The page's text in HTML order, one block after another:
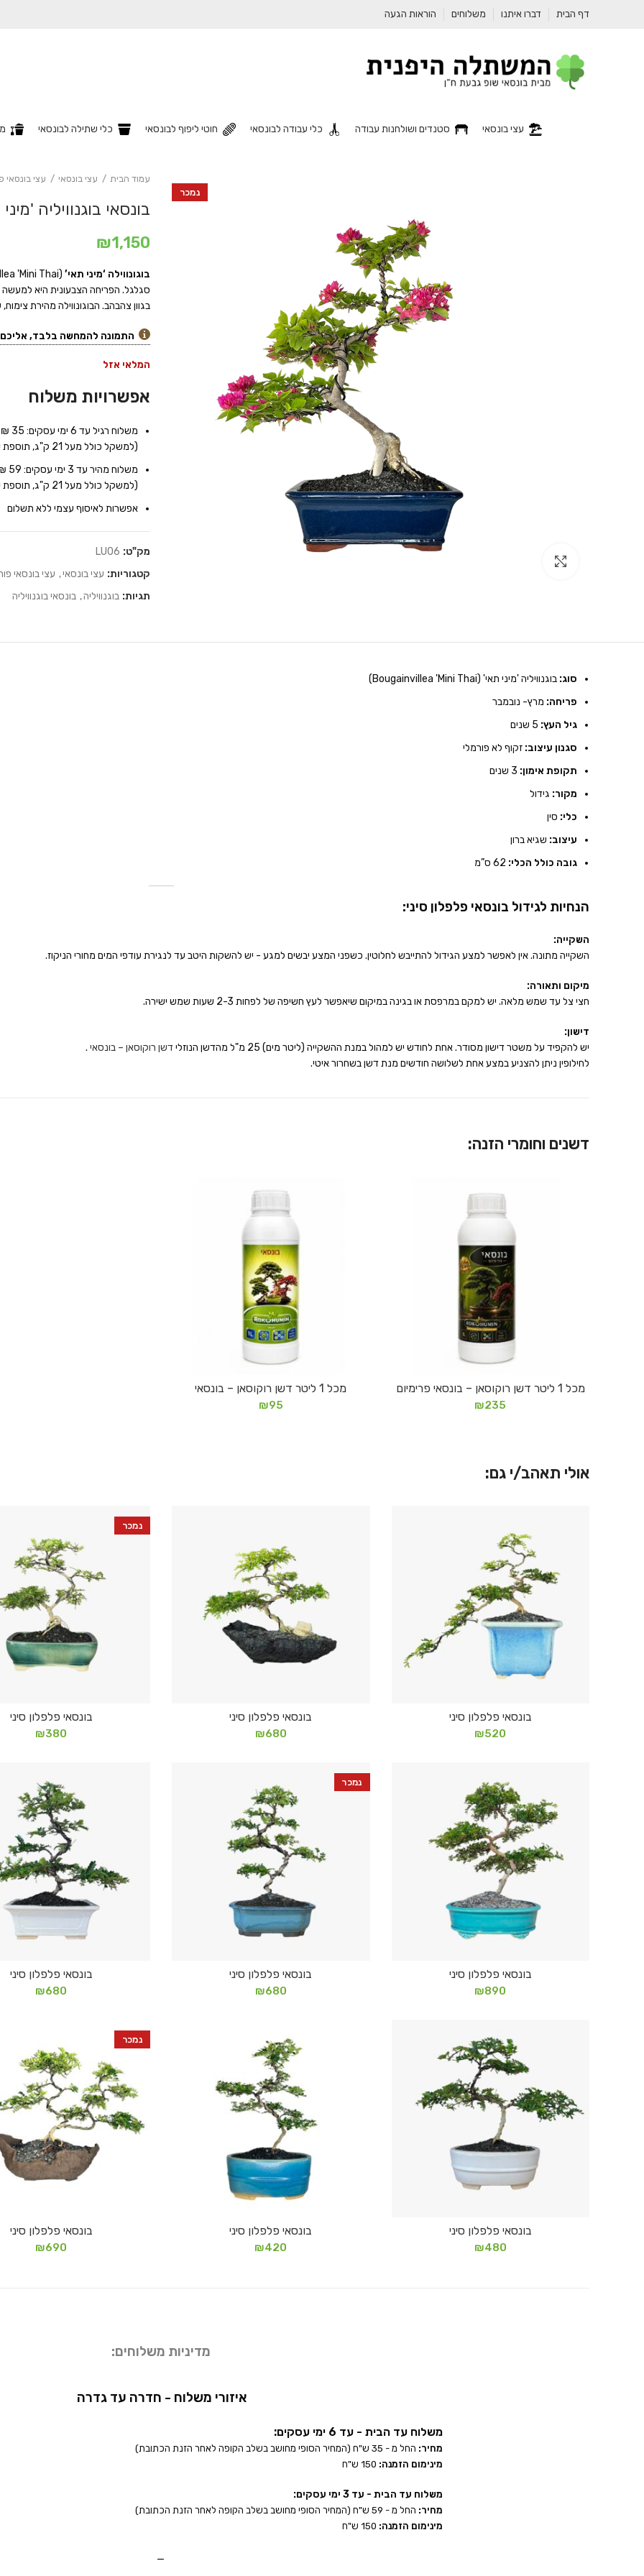
דף הבית דברו איתנו משלוחים הוראות הגעה
עצי בונסאי סטנדים ושולחנות עבודה כלי עבודה לבונסאי חוטי ליפוף לבונסאי כלי שתילה לבונסאי
נמכר
עמוד הבית עצי בונסאי עצי בונסאי
בונסאי בוגנוויליה
₪1,150
בוגונווילה ‘מיני תאי’
סגלגל. הפריחה הצבעונית היא למעשה
בגוון צהבהב. הבוגונווילה מהירת
התמונה להמחשה בלבד, אליכם
המלאי אזל
אפשרויות משלוח
משלוח רגיל עד 6 ימי עסקים: 35 ₪
(למשקל כולל מעל 21 ק"ג, תוספת של 7 ₪ לכל 10 ק"ג נוספים)
משלוח מהיר עד 3 ימי עסקים: 59 ₪
(למשקל כולל מעל 21 ק"ג, תוספת של 9 ₪ לכל 10 ק"ג נוספים)
אפשרות לאיסוף עצמי ללא תשלום
מק"ט: LU06
קטגוריות: עצי בונסאי, עצי בונסאי
תגיות: בוגנוויליה, בונסאי בוגנוויליה
סוג: בוגנוויליה 'מיני תאי' (Bougainvillea 'Mini Thai)
פריחה: מרץ- נובמבר
גיל העץ:
סגנון עיצוב: זקוף לא פורמלי
תקופת אימון:
מקור: גידול
כלי: סין
עיצוב: שגיא ברון
גובה כולל הכלי:
הנחיות לגידול בונסאי פלפלון סיני:
השקייה:
השקייה מתונה. אין לאפשר למצע הגידול להתייבש לחלוטין. כשפני המצע יבשים למגע - יש להשקות היטב עד לנגירת עודפי המים מחורי הניקוז.
מיקום ותאורה:
חצי צל עד שמש מלאה. יש למקם במרפסת או בגינה במיקום שיאפשר לעץ חשיפה של לפחות 2-3 שעות שמש ישירה.
דישון:
יש להקפיד על משטר דישון מסודר. אחת לחודש יש למהול במנת ההשקייה (ליטר מים) 25 מ"ל מהדשן הנוזלי
דשן רוקוסאן – בונסאי .
לחילופין ניתן להצניע במצע אחת לשלושה חודשים מנת דשן בשחרור איטי.
דשנים וחומרי הזנה:
הוספה לסל מכל 1 ליטר דשן רוקוסאן – בונסאי פרימיום
₪235
הוספה לסל מכל 1 ליטר דשן רוקוסאן – בונסאי
₪95
אולי תאהב/י גם:
הוספה לסל
בונסאי פלפלון סיני
₪520
הוספה לסל
בונסאי פלפלון סיני
₪680
נמכר
מידע נוסף
בונסאי פלפלון סיני
₪380
הוספה לסל
בונסאי פלפלון סיני
₪890
נמכר
מידע נוסף
בונסאי פלפלון סיני
₪680
הוספה לסל
בונסאי פלפלון סיני
₪680
הוספה לסל
בונסאי פלפלון סיני
₪480
הוספה לסל
בונסאי פלפלון סיני
₪420
נמכר
מידע נוסף
בונסאי פלפלון סיני
₪690
מדיניות משלוחים:
איזורי משלוח - חדרה עד גדרה
משלוח עד הבית - עד 6 ימי עסקים:
מחיר: החל מ - 35 ש"ח (המחיר הסופי מחושב בשלב הקופה לאחר הזנת הכתובת)
מינימום הזמנה:
משלוח עד הבית - עד 3 ימי עסקים:
מחיר: החל מ - 59 ש"ח (המחיר הסופי מחושב בשלב הקופה לאחר הזנת הכתובת)
מינימום הזמנה:
_